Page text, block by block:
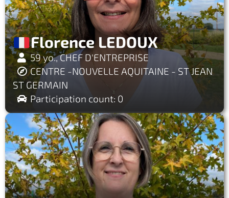
Florence LEDOUX
59 yo., CHEF D'ENTREPRISE
CENTRE -NOUVELLE AQUITAINE - ST JEAN
ST GERMAIN
Participation count: 0